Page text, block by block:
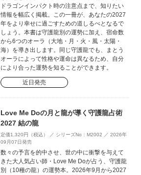
ドラゴンインパクト時の注意点まで、知りたい
情報を幅広く掲載。この一冊が、あなたの2027
年をより幸せに過ごすための道しるべとなるで
しょう。本書は守護龍別の運勢に加え、宿命数
から6つのオーラ（大地・月・火・風・太陽・
海）を導き出します。同じ守護龍でも、まとう
オーラによって性格や運命は異なるため、自分
により合った運勢を知ることができます。
近日発売
Love Me Doの月と龍が導く守護龍占術
2027 結の龍
定価1,320円（税込） ／ シリーズNo：M2002 ／ 2026年
09月07日発売
数々の予言を的中させ、世の中に衝撃を与えて
きた大人気占い師・Love Me Doが占う、守護龍
別（10種の龍）の運勢本。2026年9月から2027